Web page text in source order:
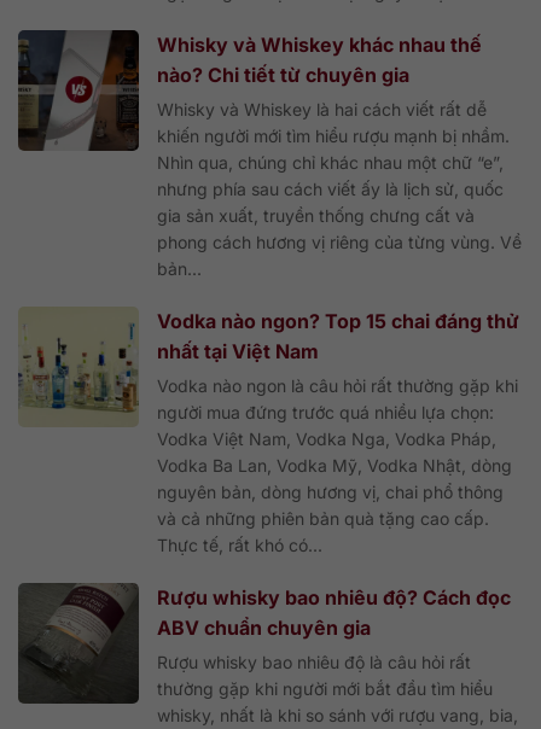
Whisky và Whiskey khác nhau thế
nào? Chi tiết từ chuyên gia
Whisky và Whiskey là hai cách viết rất dễ
khiến người mới tìm hiểu rượu mạnh bị nhầm.
Nhìn qua, chúng chỉ khác nhau một chữ “e”,
nhưng phía sau cách viết ấy là lịch sử, quốc
gia sản xuất, truyền thống chưng cất và
phong cách hương vị riêng của từng vùng. Về
bản...
Vodka nào ngon? Top 15 chai đáng thử
nhất tại Việt Nam
Vodka nào ngon là câu hỏi rất thường gặp khi
người mua đứng trước quá nhiều lựa chọn:
Vodka Việt Nam, Vodka Nga, Vodka Pháp,
Vodka Ba Lan, Vodka Mỹ, Vodka Nhật, dòng
nguyên bản, dòng hương vị, chai phổ thông
và cả những phiên bản quà tặng cao cấp.
Thực tế, rất khó có...
Rượu whisky bao nhiêu độ? Cách đọc
ABV chuẩn chuyên gia
Rượu whisky bao nhiêu độ là câu hỏi rất
thường gặp khi người mới bắt đầu tìm hiểu
whisky, nhất là khi so sánh với rượu vang, bia,